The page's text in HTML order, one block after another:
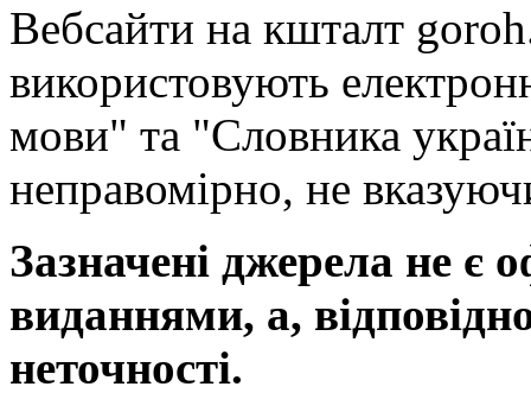
Вебсайти на кшталт
використовують
мови" та "Словника
неправомірно, не
Зазначені джерела не є
виданнями, а,
неточності.